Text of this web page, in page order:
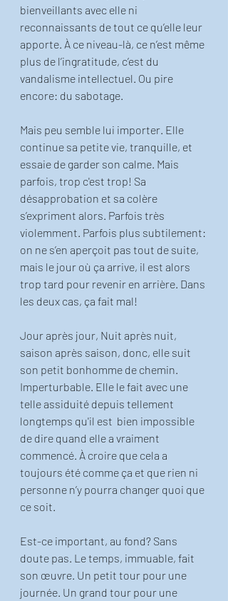
bienveillants avec elle ni
reconnaissants de tout ce qu’elle leur
apporte. À ce niveau-là, ce n’est même
plus de l’ingratitude, c’est du
vandalisme intellectuel. Ou pire
encore: du sabotage.
Mais peu semble lui importer. Elle
continue sa petite vie, tranquille, et
essaie de garder son calme. Mais
parfois, trop c'est trop! Sa
désapprobation et sa colère
s’expriment alors. Parfois très
violemment. Parfois plus subtilement:
on ne s’en aperçoit pas tout de suite,
mais le jour où ça arrive, il est alors
trop tard pour revenir en arrière. Dans
les deux cas, ça fait mal!
Jour après jour, Nuit après nuit,
saison après saison, donc, elle suit
son petit bonhomme de chemin.
Imperturbable. Elle le fait avec une
telle assiduité depuis tellement
longtemps qu'il est  bien impossible
de dire quand elle a vraiment
commencé. À croire que cela a
toujours été comme ça et que rien ni
personne n’y pourra changer quoi que
ce soit.
Est-ce important, au fond? Sans
doute pas. Le temps, immuable, fait
son œuvre. Un petit tour pour une
journée. Un grand tour pour une